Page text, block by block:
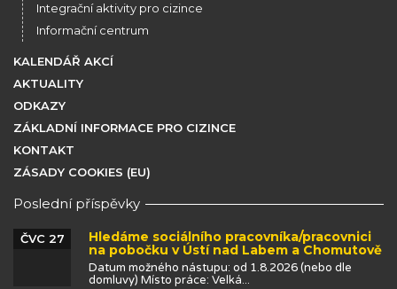
Integrační aktivity pro cizince
Informační centrum
KALENDÁŘ AKCÍ
AKTUALITY
ODKAZY
ZÁKLADNÍ INFORMACE PRO CIZINCE
KONTAKT
ZÁSADY COOKIES (EU)
Poslední příspěvky
Hledáme sociálního pracovníka/pracovnici
na pobočku v Ústí nad Labem a Chomutově
ČVC 27
Datum možného nástupu: od 1.8.2026 (nebo dle
domluvy) Místo práce: Velká...